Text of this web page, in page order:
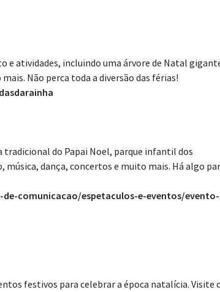
e atividades, incluindo uma árvore de Natal
Não perca toda a diversão das férias!
tradicional do Papai Noel, parque infantil dos
dança, concertos e muito mais. Há algo
comunicacao/espetaculos-e-eventos/evento-
festivos para celebrar a época natalícia. Visite